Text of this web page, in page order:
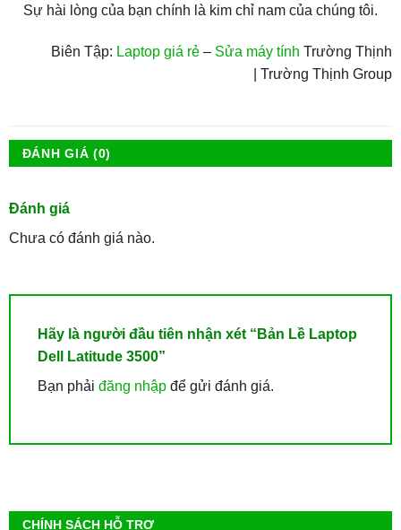
Sự hài lòng của bạn chính là kim chỉ nam của chúng tôi.
Biên Tập: Laptop giá rẻ – Sửa máy tính Trường Thịnh
| Trường Thịnh Group
ĐÁNH GIÁ (0)
Đánh giá
Chưa có đánh giá nào.
Hãy là người đầu tiên nhận xét “Bản Lề Laptop
Dell Latitude 3500”
Bạn phải đăng nhậpđể gửi đánh giá.
CHÍNH SÁCH HỖ TRỢ